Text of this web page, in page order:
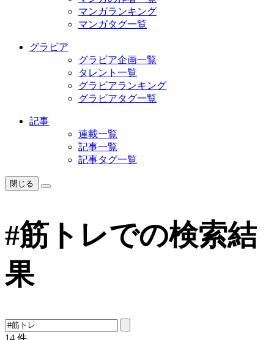
マンガランキング
マンガタグ一覧
グラビア
グラビア企画一覧
タレント一覧
グラビアランキング
グラビアタグ一覧
記事
連載一覧
記事一覧
記事タグ一覧
閉じる
#筋トレでの検索結
果
14 件